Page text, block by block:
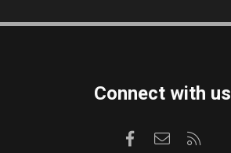
Connect with us
Facebook